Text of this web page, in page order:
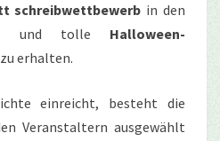
schreibwettbewerb in den
und tolle Halloween-
erhalten.
einreicht, besteht die
Veranstaltern ausgewählt